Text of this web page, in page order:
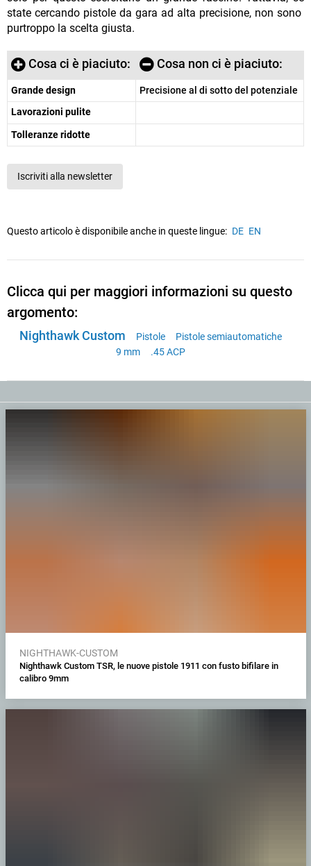
state cercando pistole da gara ad alta precisione, non sono
purtroppo la scelta giusta.
Cosa ci è piaciuto: Cosa non ci è piaciuto:
Grande design
Precisione al di sotto del potenziale
Lavorazioni pulite
Tolleranze ridotte
Iscriviti alla newsletter
Questo articolo è disponibile anche in queste lingue: DE EN
Clicca qui per maggiori informazioni su questo
argomento:
Nighthawk Custom Pistole
Pistole semiautomatiche
9 mm
.45 ACP
NIGHTHAWK-CUSTOM
Nighthawk Custom TSR, le nuove pistole 1911 con fusto bifilare in
calibro 9mm